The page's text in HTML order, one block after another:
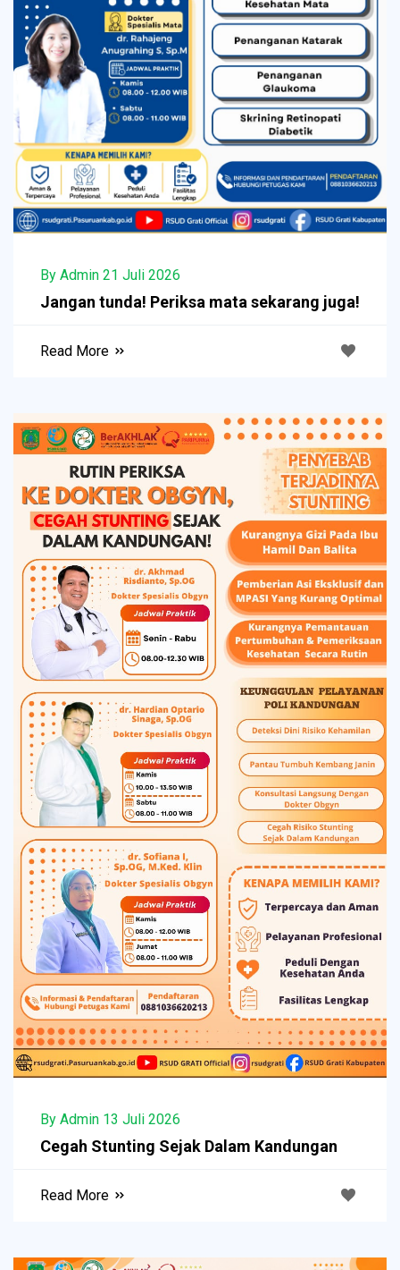
By Admin 21 Juli 2026
Jangan tunda! Periksa mata sekarang juga!
Read More
By Admin 13 Juli 2026
Cegah Stunting Sejak Dalam Kandungan
Read More